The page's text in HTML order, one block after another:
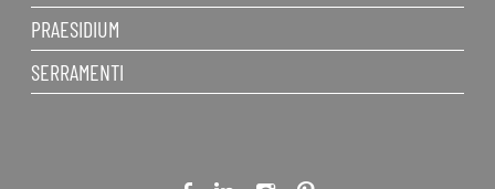
PRAESIDIUM
SERRAMENTI